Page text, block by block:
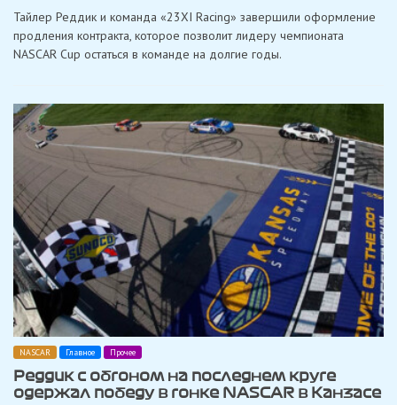
продлил
с
«23XI
Тайлер Реддик и команда «23XI Racing» завершили оформление
продления контракта, которое позволит лидеру чемпионата
NASCAR Cup остаться в команде на долгие годы.
NASCAR Главное Прочее
Реддик с обгоном на последнем круге
одержал победу в гонке NASCAR в Канзасе